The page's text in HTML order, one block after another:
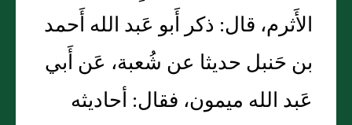
الأَثرم، قال: ذكر أَبو عَبد الله أَحمد
بن حَنبل حديثا عن شُعبة، عَن أَبي
عَبد الله ميمون، فقال: أحاديثه